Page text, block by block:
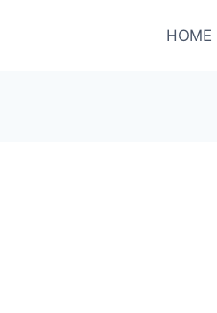
HOME